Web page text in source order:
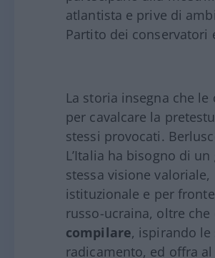
atlantista e prive di
Partito dei conservatori
La storia insegna che
per cavalcare la
stessi provocati.
L’Italia ha bisogno di
stessa visione
istituzionale e per
russo-ucraina, oltre
compilare, ispirando le
radicamento, ed offra